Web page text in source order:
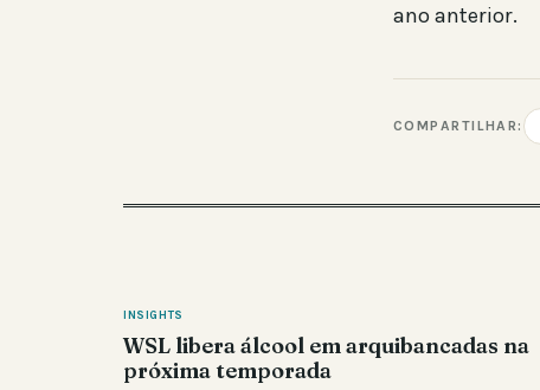
ano anterior.
COMPARTILHAR:
INSIGHTS
WSL libera álcool em arquibancadas na
próxima temporada